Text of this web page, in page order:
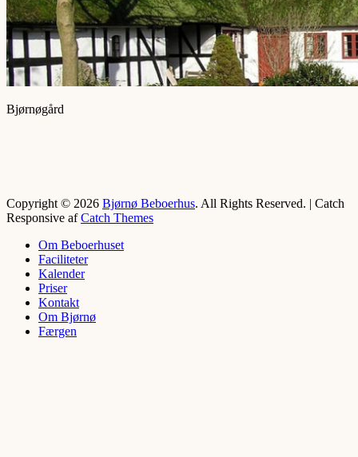
Bjørnøgård
Copyright © 2026 Bjørnø Beboerhus. All Rights Reserved. | Catch
Responsive afCatch Themes
Om Beboerhuset
Faciliteter
Kalender
Priser
Kontakt
Om Bjørnø
Færgen